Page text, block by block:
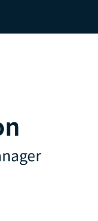
루션 뉴스룸